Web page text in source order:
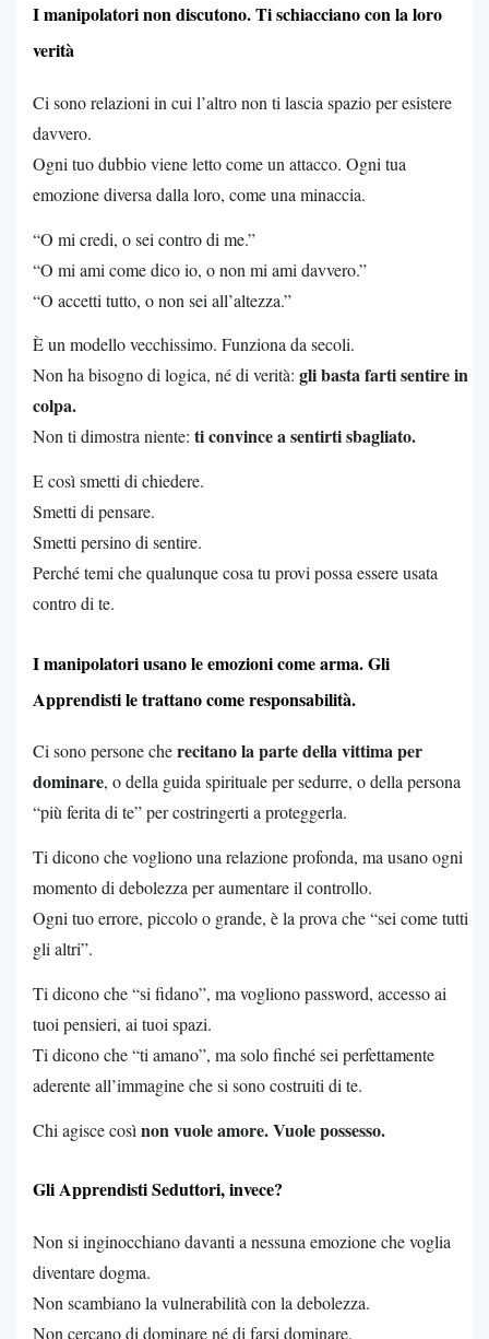
I manipolatori non discutono. Ti schiacciano con la loro
verità
Ci sono relazioni in cui l’altro non ti lascia spazio per esistere
davvero.
Ogni tuo dubbio viene letto come un attacco. Ogni tua
emozione diversa dalla loro, come una minaccia.
“O mi credi, o sei contro di me.”
“O mi ami come dico io, o non mi ami davvero.”
“O accetti tutto, o non sei all’altezza.”
È un modello vecchissimo. Funziona da secoli.
Non ha bisogno di logica, né di verità: gli basta farti sentire in
colpa.
Non ti dimostra niente: ti convince a sentirti sbagliato.
E così smetti di chiedere.
Smetti di pensare.
Smetti persino di sentire.
Perché temi che qualunque cosa tu provi possa essere usata
contro di te.
I manipolatori usano le emozioni come arma. Gli
Apprendisti le trattano come responsabilità.
Ci sono persone cherecitano la parte della vittima per
dominare, o della guida spirituale per sedurre, o della persona
“più ferita di te” per costringerti a proteggerla.
Ti dicono che vogliono una relazione profonda, ma usano ogni
momento di debolezza per aumentare il controllo.
Ogni tuo errore, piccolo o grande, è la prova che “sei come tutti
gli altri”.
Ti dicono che “si fidano”, ma vogliono password, accesso ai
tuoi pensieri, ai tuoi spazi.
Ti dicono che “ti amano”, ma solo finché sei perfettamente
aderente all’immagine che si sono costruiti di te.
Chi agisce così non vuole amore. Vuole possesso.
Gli Apprendisti Seduttori, invece?
Non si inginocchiano davanti a nessuna emozione che voglia
diventare dogma.
Non scambiano la vulnerabilità con la debolezza.
Non cercano di dominare né di farsi dominare.